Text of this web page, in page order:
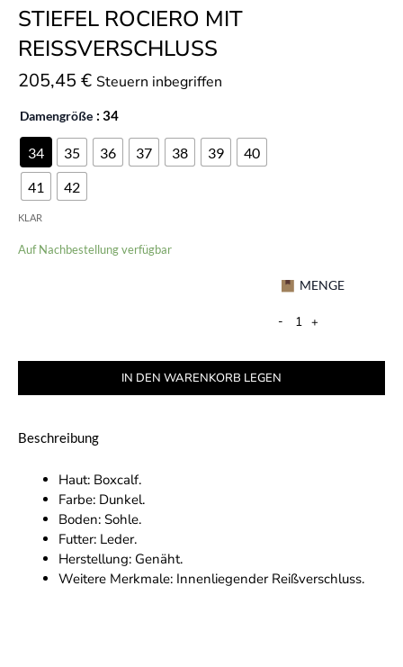
STIEFEL ROCIERO MIT
REISSVERSCHLUSS
205,45 € Steuern inbegriffen
Damengröße : 34
34 35 36 37 38 39
40
41
42
KLAR
Auf Nachbestellung verfügbar
MENGE
- +
IN DEN WARENKORB LEGEN
Beschreibung
Haut: Boxcalf.
Farbe: Dunkel.
Boden: Sohle.
Futter: Leder.
Herstellung: Genäht.
Weitere Merkmale: Innenliegender Reißverschluss.